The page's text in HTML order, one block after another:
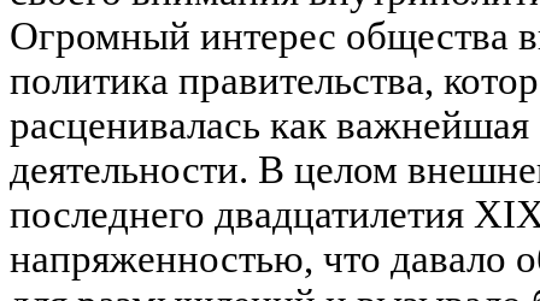
Огромный интерес общества
политика правительства,
расценивалась как важнейшая
деятельности. В целом
последнего двадцатилетия
напряженностью, что давало